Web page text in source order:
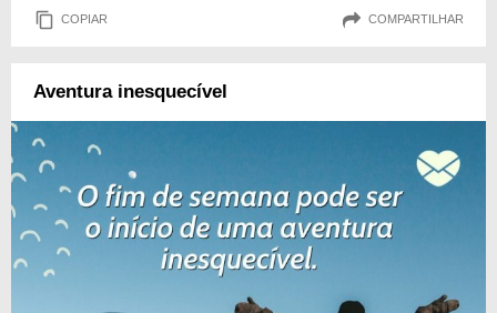
COPIAR COMPARTILHAR
Aventura inesquecível